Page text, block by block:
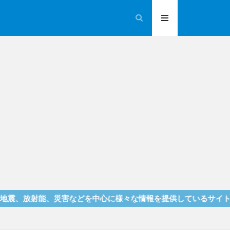
能、災害などを中心に様々な情報を提供しているサイトです！